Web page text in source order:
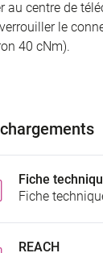
au centre de
le
40 cNm).
Fiche
Fiche
REACH